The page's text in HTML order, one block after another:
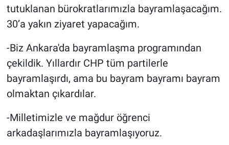
tutuklanan bürokratlarımızla bayramlaşacağım.
30’a yakın ziyaret yapacağım.
-Biz Ankara'da bayramlaşma programından
çekildik. Yıllardır CHP tüm partilerle
bayramlaşırdı, ama bu bayram bayramı bayram
olmaktan çıkardılar.
-Milletimizle ve mağdur öğrenci
arkadaşlarımızla bayramlaşıyoruz.
Türkiye'nin Gündemi
Yerel Gündem
Yerel Yaşam
Canlı Yayın